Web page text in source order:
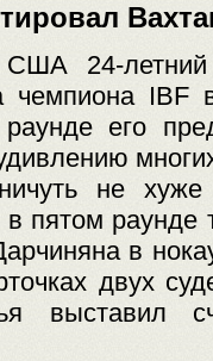
24-
чемпиона IBF
его
не хуже
пятом раунде
в
двух
выставил